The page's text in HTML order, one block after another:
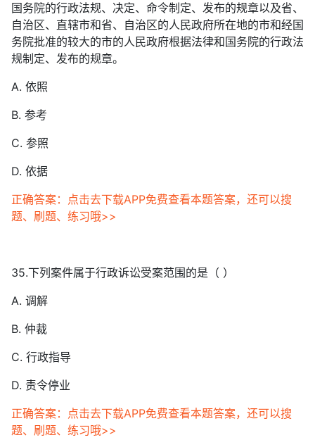
国务院的行政法规、决定、命令制定、发布的规章以及省、
自治区、直辖市和省、自治区的人民政府所在地的市和经国
务院批准的较大的市的人民政府根据法律和国务院的行政法
规制定、发布的规章。
A. 依照
B. 参考
C. 参照
D. 依据
正确答案：点击去下载APP免费查看本题答案，还可以搜
题、刷题、练习哦>>
35.下列案件属于行政诉讼受案范围的是（ ）
A. 调解
B. 仲裁
C. 行政指导
D. 责令停业
正确答案：点击去下载APP免费查看本题答案，还可以搜
题、刷题、练习哦>>